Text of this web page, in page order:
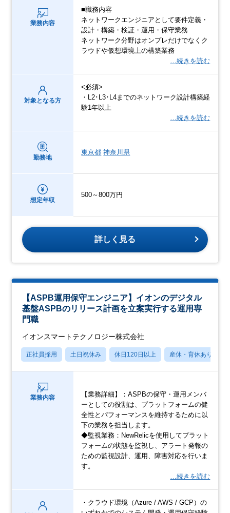
業務内容
■職務内容
ネットワークエンジニアとして要件定義・
設計・構築・検証・運用・保守業務
ネットワーク分野はオンプレだけでなくク
ラウドや仮想環境上の構築業務
…続きを読む
対象となる方
<必須>
・L2･L3･L4までのネットワーク設計構築経
験1年以上
…続きを読む
勤務地
東京都 神奈川県
想定年収
500～800万円
詳しく見る
【ASPB運用保守エンジニア】イオンのデジタル
基盤ASPBのリリース計画を立案実行する運用専
門職
イオンスマートテクノロジー株式会社
正社員採用 土日祝休み 休日120日以上 産休・育休あり
業務内容
【業務詳細】：ASPBの保守・運用メンバ
ーとしての役割は、プラットフォームの健
全性とパフォーマンスを維持するために以
下の業務を担当します。
◆監視業務：NewRelicを使用してプラット
フォームの状態を監視し、アラート発報の
ための監視設計、運用、障害対応を行いま
す。
…続きを読む
・クラウド環境（Azure / AWS / GCP）の